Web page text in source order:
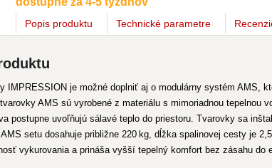
Popis produktu Technické parametre
IMPRESSION je možné doplniť aj o modulárny systém AMS,
AMS sú vyrobené z materiálu s mimoriadnou
postupne uvoľňujú sálavé teplo do priestoru. Tvarovky sa
AMS setu dosahuje približne 220 kg, dĺžka spalinovej cesty je
vykurovania a prináša vyšší tepelný komfort bez zásahu